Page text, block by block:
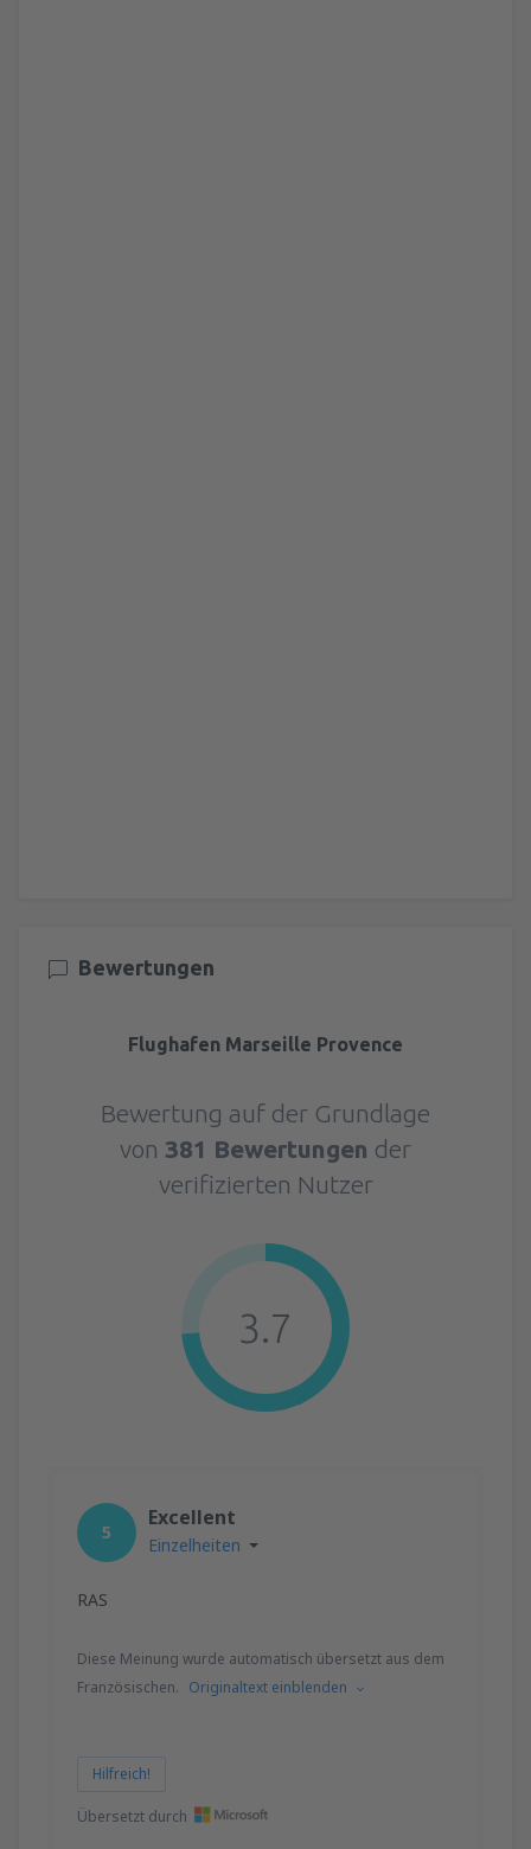
Bewertungen
Flughafen Marseille Provence
Bewertung auf der Grundlage
von 381 Bewertungen der
verifizierten Nutzer
3.7
5
Excellent
Einzelheiten
RAS
Diese Meinung wurde automatisch übersetzt aus dem
Französischen. Originaltext einblenden
Hilfreich!
Übersetzt durch